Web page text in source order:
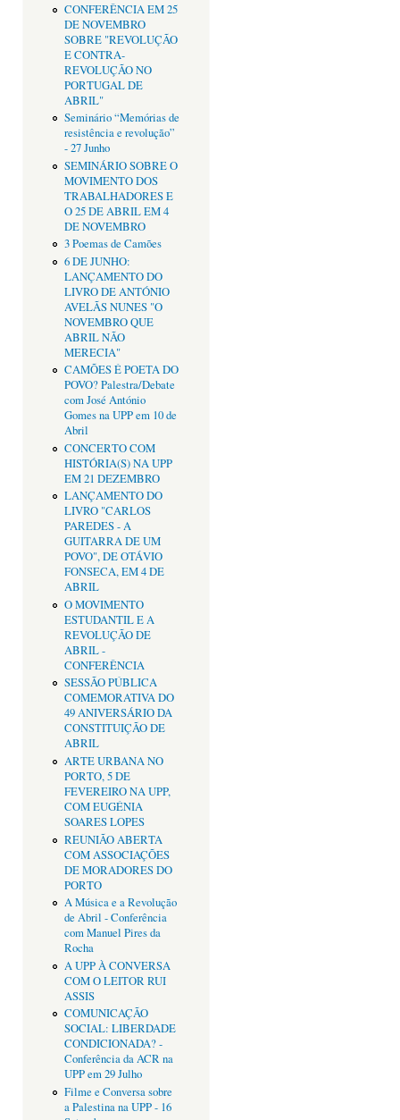
CONFERÊNCIA EM 25
DE NOVEMBRO
SOBRE "REVOLUÇÃO
E CONTRA-
REVOLUÇÃO NO
PORTUGAL DE
ABRIL"
Seminário “Memórias de
resistência e revolução”
- 27 Junho
SEMINÁRIO SOBRE O
MOVIMENTO DOS
TRABALHADORES E
O 25 DE ABRIL EM 4
DE NOVEMBRO
3 Poemas de Camões
6 DE JUNHO:
LANÇAMENTO DO
LIVRO DE ANTÓNIO
AVELÃS NUNES "O
NOVEMBRO QUE
ABRIL NÃO
MERECIA"
CAMÕES É POETA DO
POVO? Palestra/Debate
com José António
Gomes na UPP em 10 de
Abril
CONCERTO COM
HISTÓRIA(S) NA UPP
EM 21 DEZEMBRO
LANÇAMENTO DO
LIVRO "CARLOS
PAREDES - A
GUITARRA DE UM
POVO", DE OTÁVIO
FONSECA, EM 4 DE
ABRIL
O MOVIMENTO
ESTUDANTIL E A
REVOLUÇÃO DE
ABRIL -
CONFERÊNCIA
SESSÃO PÚBLICA
COMEMORATIVA DO
49 ANIVERSÁRIO DA
CONSTITUIÇÃO DE
ABRIL
ARTE URBANA NO
PORTO, 5 DE
FEVEREIRO NA UPP,
COM EUGÉNIA
SOARES LOPES
REUNIÃO ABERTA
COM ASSOCIAÇÕES
DE MORADORES DO
PORTO
A Música e a Revolução
de Abril - Conferência
com Manuel Pires da
Rocha
A UPP À CONVERSA
COM O LEITOR RUI
ASSIS
COMUNICAÇÃO
SOCIAL: LIBERDADE
CONDICIONADA? -
Conferência da ACR na
UPP em 29 Julho
Filme e Conversa sobre
a Palestina na UPP - 16